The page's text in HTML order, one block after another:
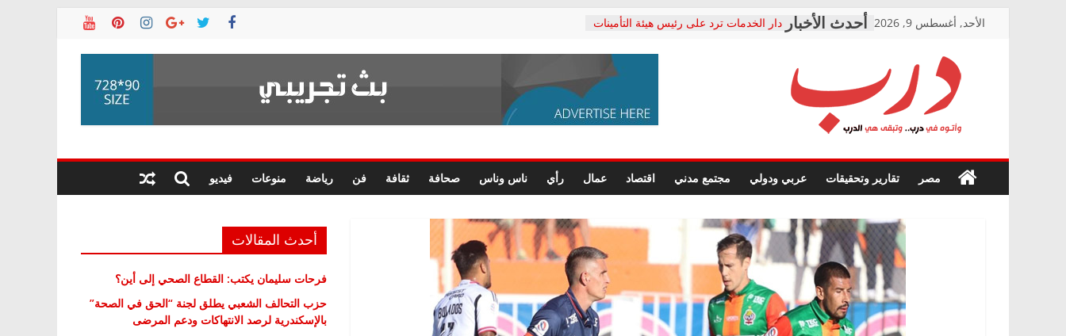
الأحد, أغسطس 9, 2026
دار الخدمات ترد على رئيس هيئة التأمينات
معاناة أصحاب المعاشات.. ونطالب بكشف
فرحات سليمان يكتب: القطاع الصحي إلى
حزب التحالف الشعبي يطلق لجنة “الحق
صور .. اعتماد الرسومات النهائية للقرار
الوزاري لمدينة الصحفيين.. وانتهاء أعمال
إنشاء المبنى الإداري
متابعة قضية الدكتور محمد زهران.. ويؤكد:
قرينة البراءة وضمانات المحاكمة العادلة
حق أصيل
درب
في
درب..
مصر تقارير وتحقيقات عربي ودولي مجتمع مدني اقتصاد عمال رأي ناس وناس صحافة ثقافة فن رياضة منوعات فيديو
أحدث المقالات
فرحات سليمان يكتب: القطاع الصحي إلى أين؟
حزب التحالف الشعبي يطلق لجنة “الحق في الصحة”
بالإسكندرية لرصد الانتهاكات ودعم المرضى